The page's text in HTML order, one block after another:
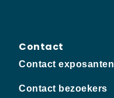
Contact
Contact exposanten
Contact bezoekers